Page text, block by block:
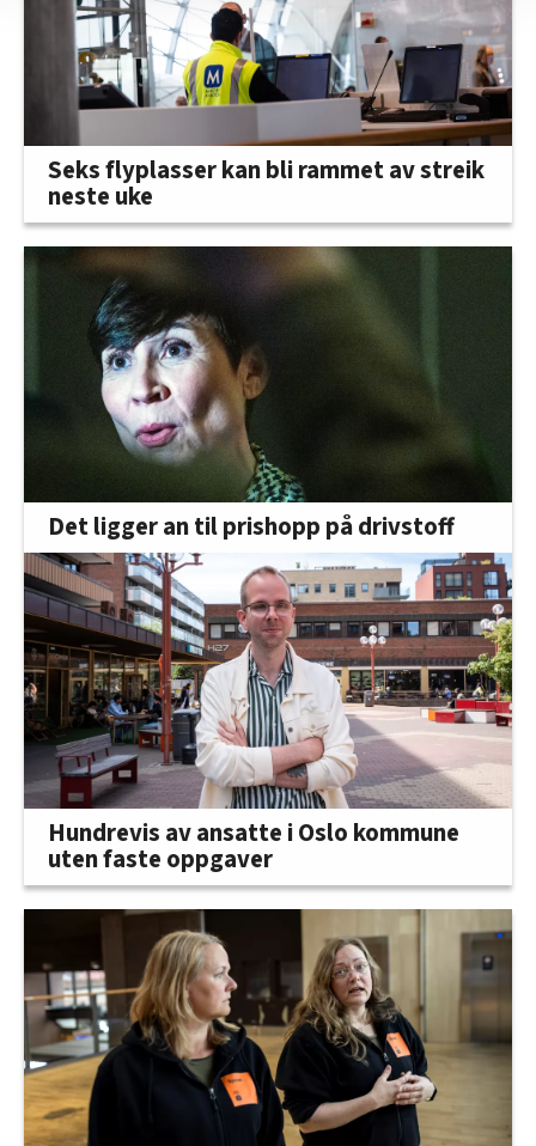
nettstedet med LO Medias egne samarbeidspartnere
innenfor analyse og annonsering. Disse er angitt i
oversikten lengre ned på denne siden.
Seks flyplasser kan bli rammet av streik
neste uke
Det ligger an til prishopp på drivstoff
Hundrevis av ansatte i Oslo kommune
uten faste oppgaver